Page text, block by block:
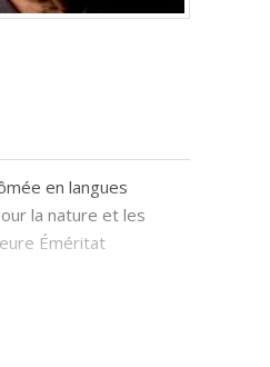
en langues
la nature et les
Éméritat
Graduate School of